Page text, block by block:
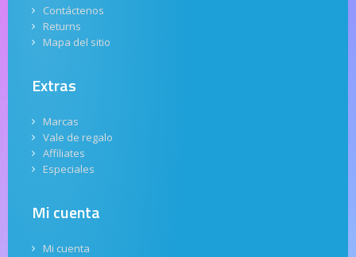
Contáctenos
Returns
Mapa del sitio
Extras
Marcas
Vale de regalo
Affiliates
Especiales
Mi cuenta
Mi cuenta